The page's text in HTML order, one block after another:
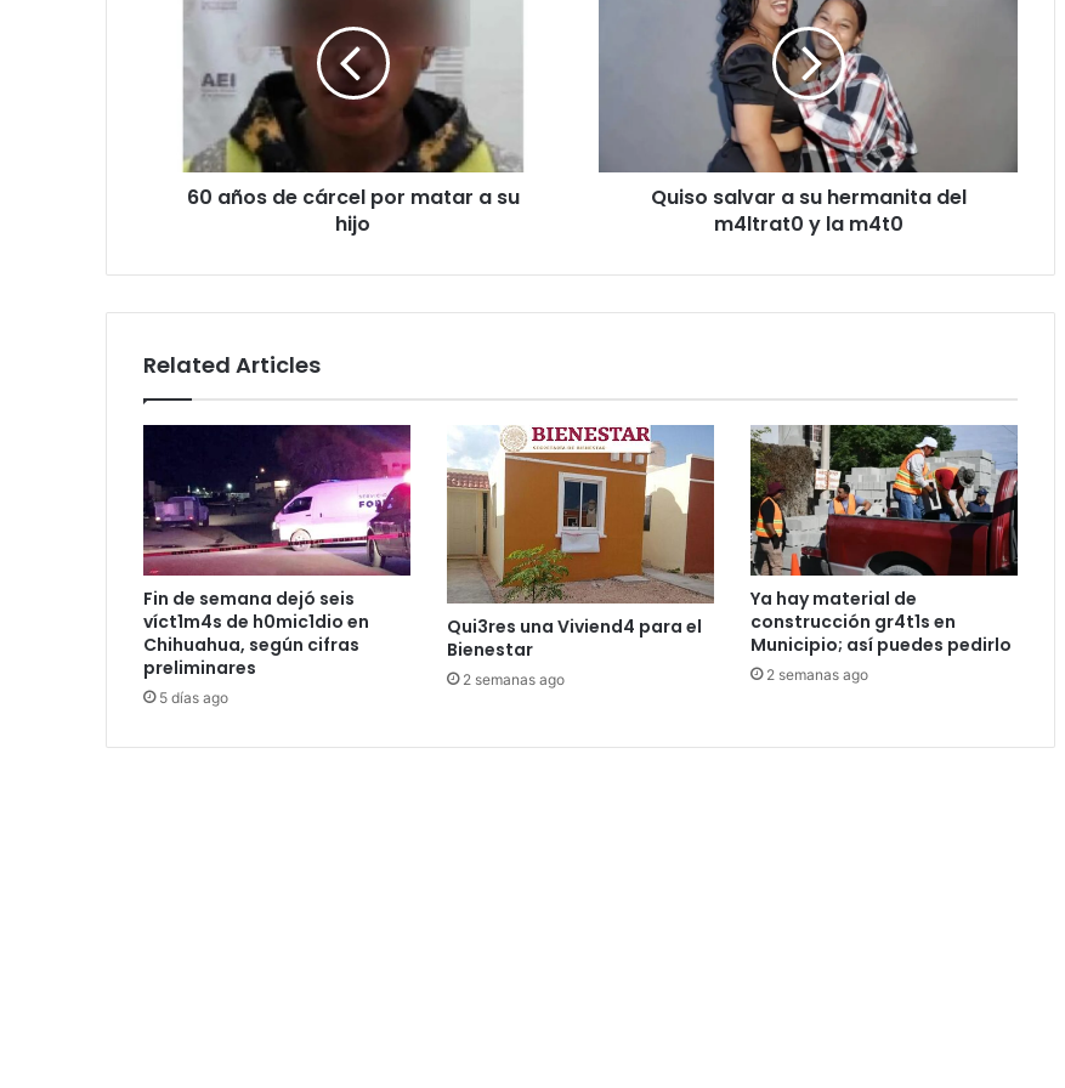
60 años de cárcel por matar a su
hijo
la
Quiso salvar a su hermanita del
m4ltrat0 y la m4t0
Related Articles
Fin de semana dejó seis
víct1m4s de h0mic1dio en
Chihuahua, según cifras
preliminares
5 días ago
Qui3res una Viviend4 para el
Bienestar
2 semanas ago
Ya hay material de
construcción gr4t1s en
Municipio; así puedes pedirlo
2 semanas ago